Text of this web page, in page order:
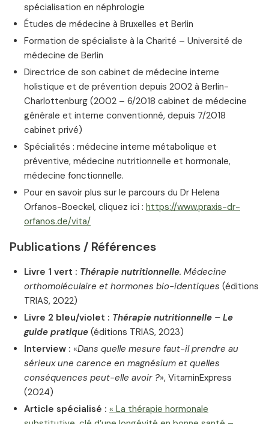
spécialisation en néphrologie
Études de médecine à Bruxelles et Berlin
Formation de spécialiste à la Charité – Université de
médecine de Berlin
Directrice de son cabinet de médecine interne
holistique et de prévention depuis 2002 à Berlin-
Charlottenburg (2002 – 6/2018 cabinet de médecine
générale et interne conventionné, depuis 7/2018
cabinet privé)
Spécialités : médecine interne métabolique et
préventive, médecine nutritionnelle et hormonale,
médecine fonctionnelle.
Pour en savoir plus sur le parcours du Dr Helena
Orfanos-Boeckel, cliquez ici : https://www.praxis-dr-
orfanos.de/vita/
Publications / Références
Livre 1 vert : Thérapie nutritionnelle. Médecine
orthomoléculaire et hormones bio-identiques (éditions
TRIAS, 2022)
Livre 2 bleu/violet : Thérapie nutritionnelle – Le
guide pratique (éditions TRIAS, 2023)
Interview : «Dans quelle mesure faut-il prendre au
sérieux une carence en magnésium et quelles
conséquences peut-elle avoir ?», VitaminExpress
(2024)
Article spécialisé : « La thérapie hormonale